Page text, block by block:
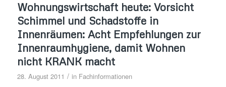
Wohnungswirtschaft heute: Vorsicht
Schimmel und Schadstoffe in
Innenräumen: Acht Empfehlungen zur
Innenraumhygiene, damit Wohnen
nicht KRANK macht
28. August 2011 / in Fachinformationen